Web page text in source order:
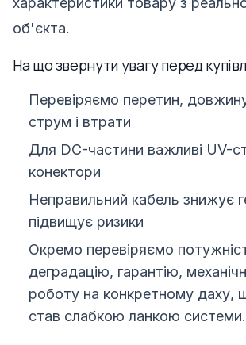
об'єкта.
На що звернути увагу перед
Перевіряємо перетин,
струм і втрати
Для DC-частини важливі UV-
конектори
Неправильний кабель знижує
підвищує ризики
Окремо перевіряємо
деградацію, гарантію,
роботу на конкретному даху,
став слабкою ланкою системи.